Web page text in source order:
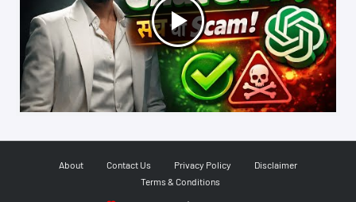
About Contact Us Privacy Policy
Disclaimer
Terms & Conditions